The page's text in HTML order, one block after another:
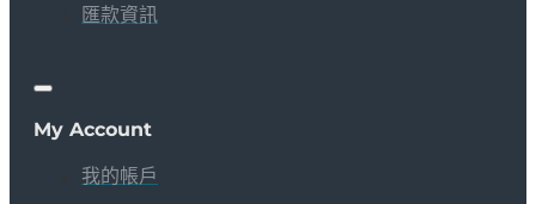
匯款資訊
My Account
我的帳戶